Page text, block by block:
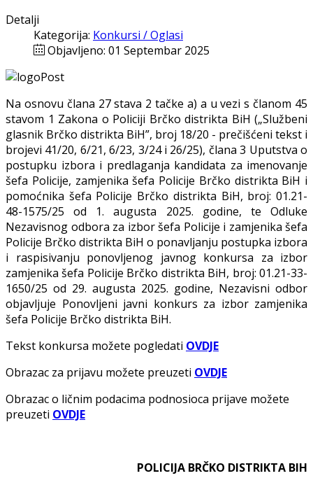
Detalji
Kategorija: Konkursi / Oglasi
Objavljeno: 01 Septembar 2025
Na osnovu člana 27 stava 2 tačke a) a u vezi s članom 45
stavom 1 Zakona o Policiji Brčko distrikta BiH („Službeni
glasnik Brčko distrikta BiH”, broj 18/20 - prečišćeni tekst i
brojevi 41/20, 6/21, 6/23, 3/24 i 26/25), člana 3 Uputstva o
postupku izbora i predlaganja kandidata za imenovanje
šefa Policije, zamjenika šefa Policije Brčko distrikta BiH i
pomoćnika šefa Policije Brčko distrikta BiH, broj: 01.21-
48-1575/25 od 1. augusta 2025. godine, te Odluke
Nezavisnog odbora za izbor šefa Policije i zamjenika šefa
Policije Brčko distrikta BiH o ponavljanju postupka izbora
i raspisivanju ponovljenog javnog konkursa za izbor
zamjenika šefa Policije Brčko distrikta BiH, broj: 01.21-33-
1650/25 od 29. augusta 2025. godine, Nezavisni odbor
objavljuje Ponovljeni javni konkurs za izbor zamjenika
šefa Policije Brčko distrikta BiH.
Tekst konkursa možete pogledati OVDJE
Obrazac za prijavu možete preuzeti OVDJE
Obrazac o ličnim podacima podnosioca prijave možete
preuzeti OVDJE
POLICIJA BRČKO DISTRIKTA BIH